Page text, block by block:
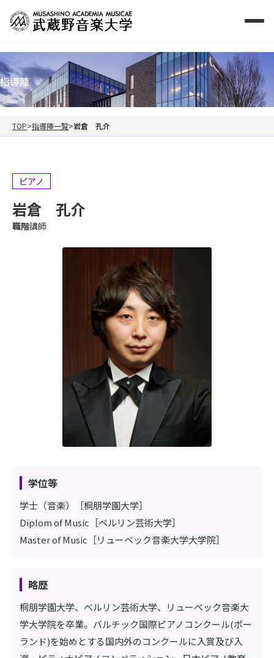
指導陣
TOP 指導陣一覧 岩倉 孔介
ピアノ
岩倉 孔介
職階講師
学位等
学士（音楽）［桐朋学園大学］
Diplom of Music［ベルリン芸術大学］
Master of Music［リューベック音楽大学大学院］
略歴
桐朋学園大学、ベルリン芸術大学、リューベック音楽大
学大学院を卒業。バルチック国際ピアノコンクール(ポー
ランド)を始めとする国内外のコンクールに入賞及び入